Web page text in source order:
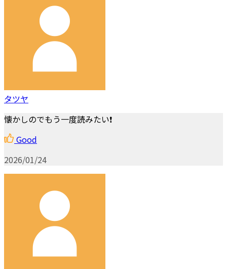
タツヤ
懐かしのでもう一度読みたい❗
Good
2026/01/24